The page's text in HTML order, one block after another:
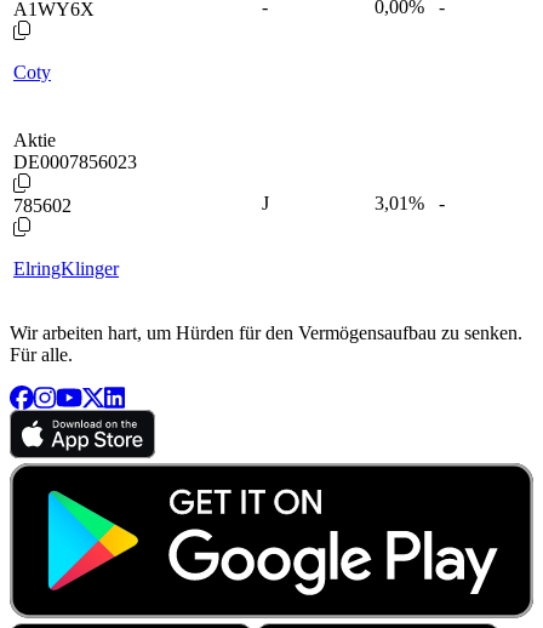
A1WY6X
Coty
- 0,00% -
Aktie
DE0007856023
785602
ElringKlinger
J 3,01% -
Wir arbeiten hart, um Hürden für den Vermögensaufbau zu senken.
Für alle.